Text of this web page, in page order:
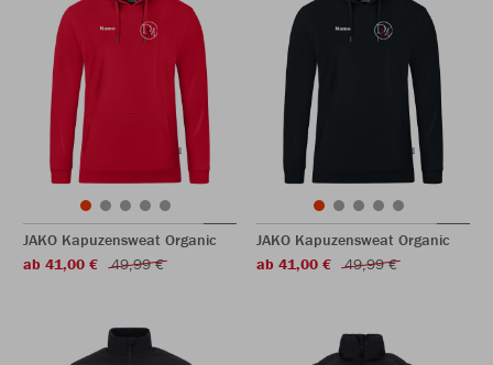
JAKO Kapuzensweat Organic
ab 41,00 €
49,99 €
JAKO Kapuzensweat Organic
ab 41,00 €
49,99 €